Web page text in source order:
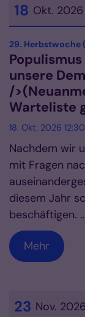
18 Okt. 2026
Datum: 18.
29. Herbstwoche
unsere
/
Warteliste
18. Okt. 2026
Nachdem wir
mit Fragen
diesem Jahr
beschäftigen.
Mehr
23 Nov. 2026